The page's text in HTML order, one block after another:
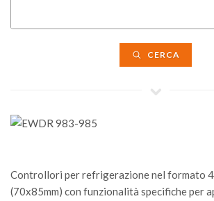
CERCA
Controllori per refrigerazione nel formato
(70x85mm) con funzionalità specifiche per